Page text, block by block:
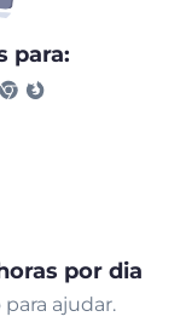
para:
por dia
ajudar.